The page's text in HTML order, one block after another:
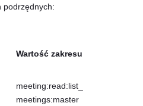
podrzędnych:
Wartość zakresu
meeting:read:list_
meetings:master